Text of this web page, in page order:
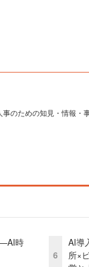
のための知見・情報・
時
6
AI導
所×